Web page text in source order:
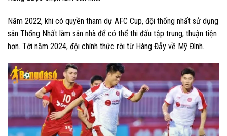
Năm 2022, khi có quyền tham dự AFC Cup, đội thống nhất sử dụng
sân Thống Nhất làm sân nhà để có thể thi đấu tập trung, thuận tiện
hơn. Tới năm 2024, đội chính thức rời từ Hàng Đẫy về Mỹ Đình.